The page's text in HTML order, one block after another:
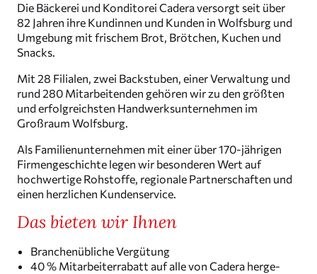
Die Bäckerei und Kondi­torei Cadera versorgt seit über
82 Jahren ihre Kundinnen und Kunden in Wolfsburg und
Umgebung mit frischem Brot, Brötchen, Kuchen und
Snacks.
Mit 28 Filialen, zwei Backstuben, einer Verwal­tung und
rund 280 Mitar­bei­tenden gehören wir zu den größten
und erfolg­reichsten Handwerks­un­ter­nehmen im
Großraum Wolfsburg.
Als Famili­en­un­ter­nehmen mit einer über 170-jährigen
Firmen­ge­schichte legen wir beson­deren Wert auf
hochwer­tige Rohstoffe, regionale Partner­schaften und
einen herzli­chen Kundenservice.
Das bieten wir Ihnen
Branchen­üb­liche Vergütung
40 % Mitar­bei­ter­ra­batt auf alle von Cadera herge­